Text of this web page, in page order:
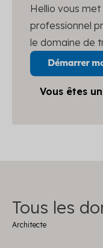
Hellio vous
professionnel
le domaine de
Vous êtes
Tous les
Architecte